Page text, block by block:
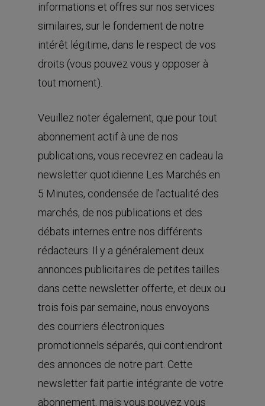
informations et offres sur nos services
similaires, sur le fondement de notre
intérêt légitime, dans le respect de vos
droits (vous pouvez vous y opposer à
tout moment).
Veuillez noter également, que pour tout
abonnement actif à une de nos
publications, vous recevrez en cadeau la
newsletter quotidienne Les Marchés en
5 Minutes, condensée de l’actualité des
marchés, de nos publications et des
débats internes entre nos différents
rédacteurs. Il y a généralement deux
annonces publicitaires de petites tailles
dans cette newsletter offerte, et deux ou
trois fois par semaine, nous envoyons
des courriers électroniques
promotionnels séparés, qui contiendront
des annonces de notre part. Cette
newsletter fait partie intégrante de votre
abonnement, mais vous pouvez vous